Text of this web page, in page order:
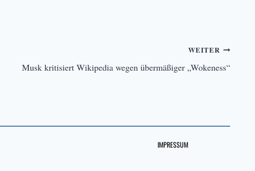
WEITER
Musk kritisiert Wikipedia wegen übermäßiger „Wokeness“
IMPRESSUM